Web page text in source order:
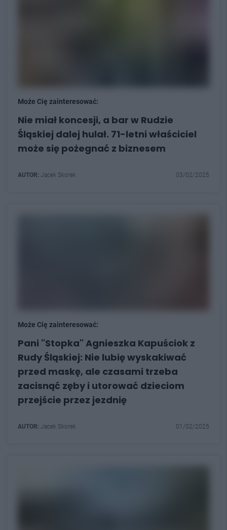
Może Cię zainteresować:
Nie miał koncesji, a bar w Rudzie
Śląskiej dalej hulał. 71-letni właściciel
może się pożegnać z biznesem
AUTOR: Jacek Skorek 03/02/2025
Może Cię zainteresować:
Pani "Stopka" Agnieszka Kapuściok z
Rudy Śląskiej: Nie lubię wyskakiwać
przed maskę, ale czasami trzeba
zacisnąć zęby i utorować dzieciom
przejście przez jezdnię
AUTOR: Jacek Skorek 01/02/2025